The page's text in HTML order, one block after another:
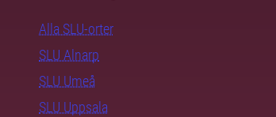
Alla SLU-orter
SLU Alnarp
SLU Umeå
SLU Uppsala